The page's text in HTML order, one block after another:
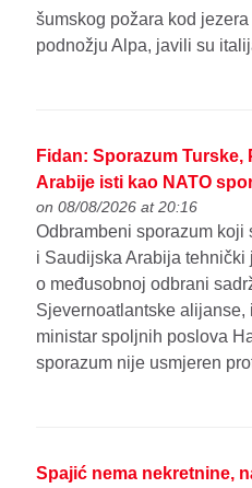
šumskog požara kod
podnožju Alpa, javili su
Fidan: Sporazum
Arabije isti kao NATO
on 08/08/2026 at 20:16
Odbrambeni sporazum koji
i Saudijska Arabija tehnički
o međusobnoj odbrani
Sjevernoatlantske alijanse,
ministar spoljnih poslova
sporazum nije usmjeren
Spajić nema nekretnine,